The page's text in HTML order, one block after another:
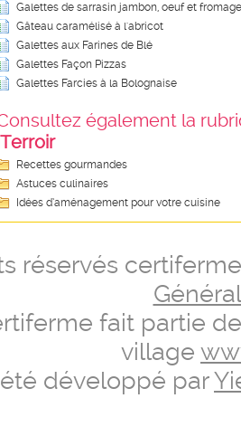
Galettes de sarrasin jambon, oeuf et fromage
Gâteau caramélisé à l'abricot
Galettes aux Farines de Blé
Galettes Façon Pizzas
Galettes Farcies à la Bolognaise
également la
Recettes gourmandes
Astuces culinaires
Idées d’aménagement pour votre cuisine
réservés
fait partie
village
développé par